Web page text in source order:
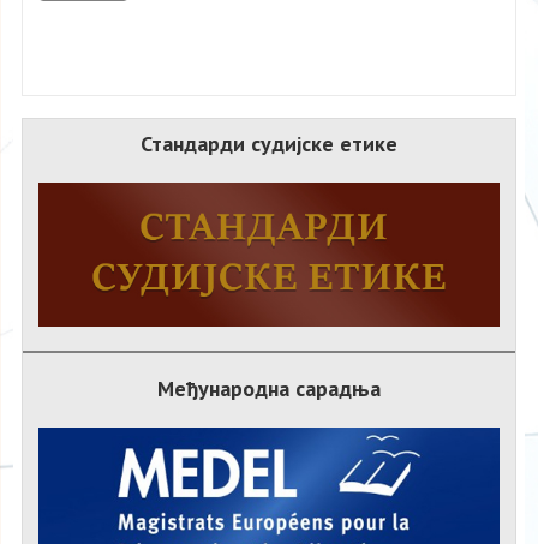
Стандарди судијске етике
Међународна сарадња